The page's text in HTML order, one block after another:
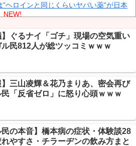
RSS
”ヘロインと同じくらいヤバい薬”が日本
NEW!
ｗｗｗ NEW!
（56）まさかの授かり婚→芸スポ+民
ｗ
チが抜けない民、続出→VIPPER「所
NEW!
円と10万円」→VIP民の価格・性能講座
月ぶり新曲『希望列車』全まとめ→セ
】ぐるナイ「ゴチ」現場の空気重い
民812人が総ツッコミｗｗｗ
】三山凌輝＆花乃まりあ、密会再び
「反省ゼロ」に怒り心頭ｗｗｗ
民の本音】橋本病の症状・体験談28
やすさ・チラーヂンの飲み方まと